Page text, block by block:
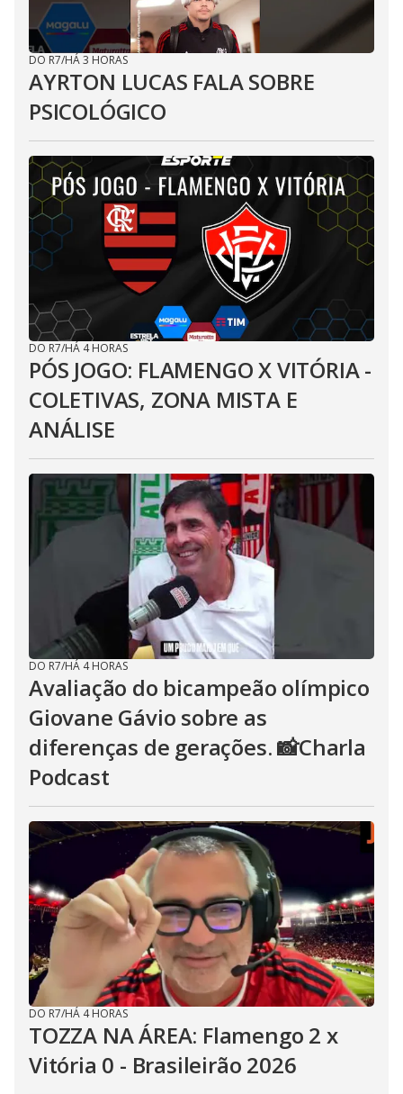
DO R7/HÁ 3 HORAS
AYRTON LUCAS FALA SOBRE
PSICOLÓGICO
DO R7/HÁ 4 HORAS
PÓS JOGO: FLAMENGO X VITÓRIA -
COLETIVAS, ZONA MISTA E
ANÁLISE
DO R7/HÁ 4 HORAS
Avaliação do bicampeão olímpico
Giovane Gávio sobre as
diferenças de gerações. 📸Charla
Podcast
DO R7/HÁ 4 HORAS
TOZZA NA ÁREA: Flamengo 2 x
Vitória 0 - Brasileirão 2026